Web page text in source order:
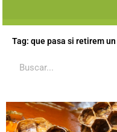
Tag: que pasa si retirem
Search